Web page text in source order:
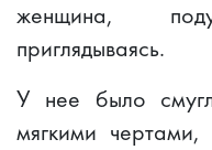
женщина,
приглядываясь.
У нее было
мягкими чертами,